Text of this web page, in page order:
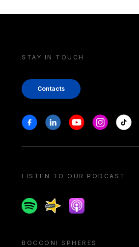
STAY IN TOUCH
Contacts
Stay in touch
FacebookLinkedinYoutubeInstagram
Tiktok
LISTEN TO OUR PODCAST
SpotifySpreakerApple podcast
BOCCONI SPHERES